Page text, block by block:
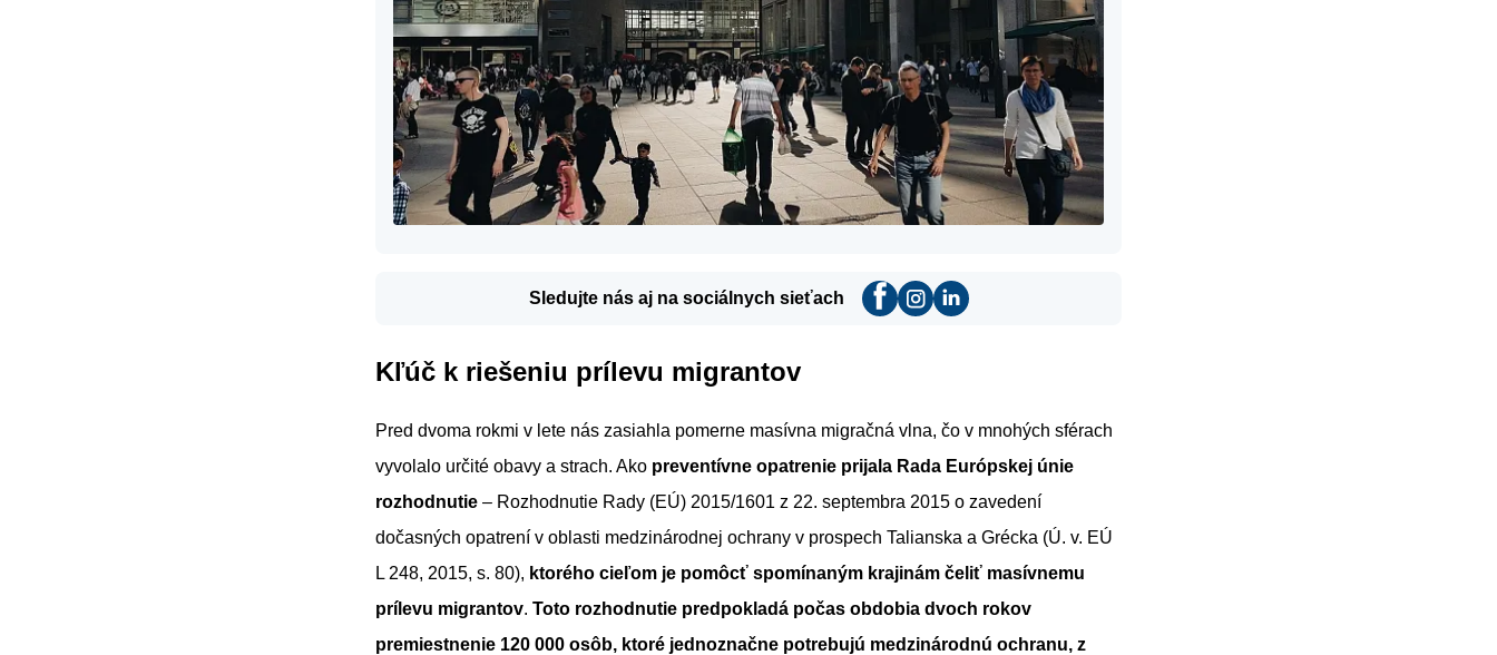
Sledujte nás aj na sociálnych sieťach
Kľúč k riešeniu prílevu migrantov
Pred dvoma rokmi v lete nás zasiahla pomerne masívna migračná vlna, čo v mnohých sférach
vyvolalo určité obavy a strach. Ako preventívne opatrenie prijala Rada Európskej únie
rozhodnutie – Rozhodnutie Rady (EÚ) 2015/1601 z 22. septembra 2015 o zavedení
dočasných opatrení v oblasti medzinárodnej ochrany v prospech Talianska a Grécka (Ú. v. EÚ
L 248, 2015, s. 80), ktorého cieľom je pomôcť spomínaným krajinám čeliť masívnemu
prílevu migrantov. Toto rozhodnutie predpokladá počas obdobia dvoch rokov
premiestnenie 120 000 osôb, ktoré jednoznačne potrebujú medzinárodnú ochranu, z